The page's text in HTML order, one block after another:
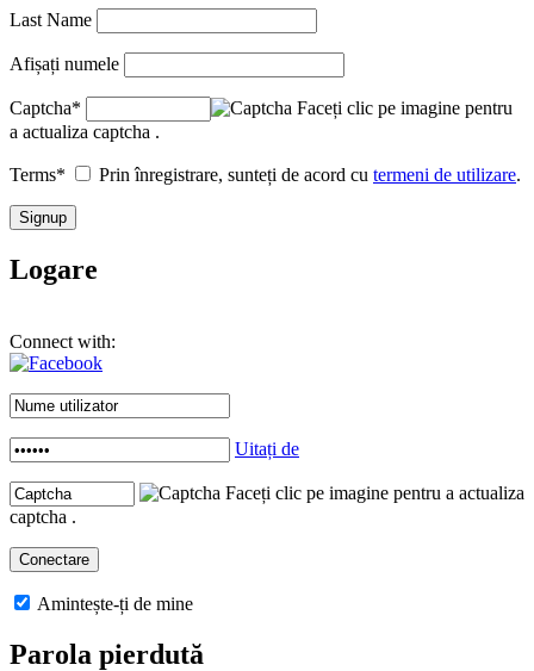
Last Name
Afișați numele
Captcha*
Faceți clic pe imagine pentru
a actualiza captcha .
Terms* Prin înregistrare, sunteți de acord cu termeni de utilizare.
Logare
Connect with:
Uitați de
Faceți clic pe imagine pentru a actualiza
captcha .
Amintește-ți de mine
Parola pierdută